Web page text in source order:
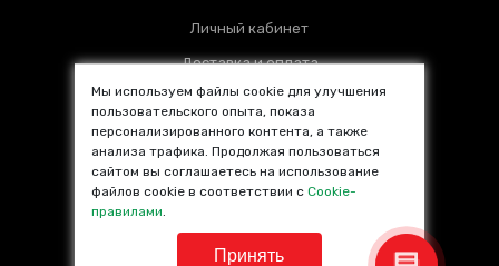
Личный кабинет
Доставка и оплата
Установочные центры
Контакты
SALE %
Популярные товары
Мы используем файлы cookie для улучшения
пользовательского опыта, показа
персонализированного контента, а также
анализа трафика. Продолжая пользоваться
сайтом вы соглашаетесь на использование
файлов cookie в соответствии сCookie-
правилами.
Принять